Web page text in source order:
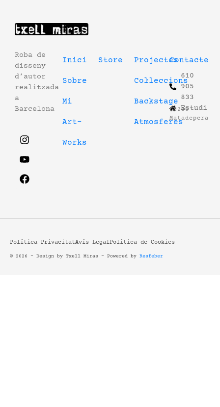
Roba de
disseny
d’autor
realitzada
a
Barcelona
Inici
Sobre
Mi
Art-
Works
Store Projectes
Col·leccions
Backstage
Atmosferes
Contacte
610
905
833
Estudi
08230 –
Matadepera
Política PrivacitatAvís LegalPolítica de Cookies
© 2026 - Design by Txell Miras - Powered by Resfeber